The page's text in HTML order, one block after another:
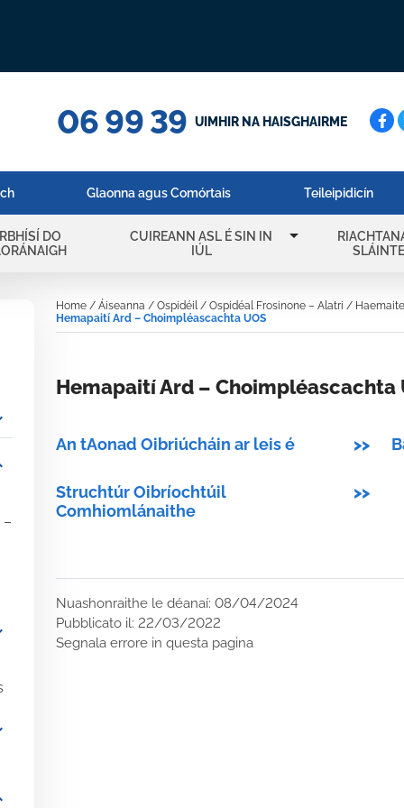
06 99 39 UIMHIR NA HAISGHAIRME
Glaonna agus Comórtais Teileipidicín
DO
CUIREANN ASL É SIN IN
IÚL
arrow_drop_down
SLÁINTE
–
Home / Áiseanna / Ospidéil/ Ospidéal Frosinone – Alatri /
Hemapaití Ard – Choimpléascachta UOS
Hemapaití Ard – Choimpléascachta
An tAonad Oibriúcháin ar leis é >>
Struchtúr Oibríochtúil
Comhiomlánaithe
>>
Nuashonraithe le déanaí: 08/04/2024
Pubblicato il: 22/03/2022
Segnala errore in questa pagina